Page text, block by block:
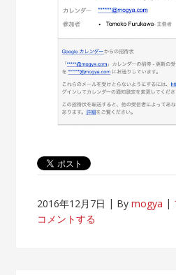
2016年12月7日 Bymogya
コメントする